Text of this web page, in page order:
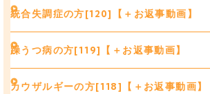
統合失調症の方[120]【＋お返事動画】
躁うつ病の方[119]【＋お返事動画】
カウザルギーの方[118]【＋お返事動画】